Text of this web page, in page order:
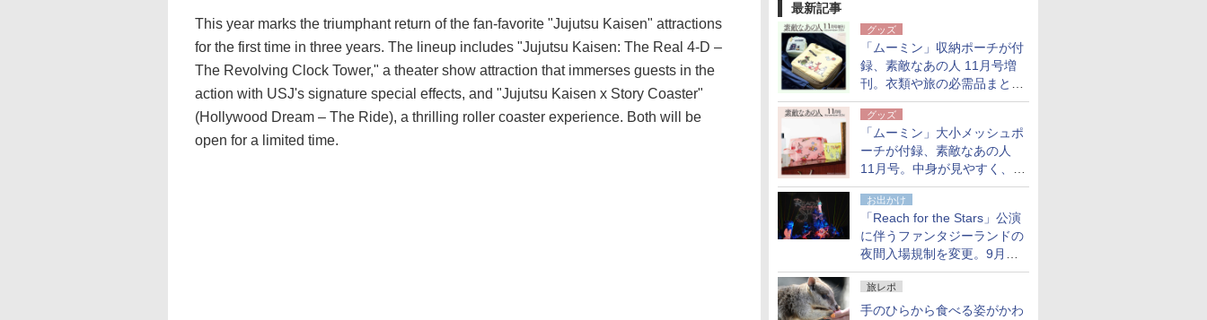
最新記事
グッズ
「ムーミン」収納ポーチが付
録、素敵なあの人 11月号増
刊。衣類や旅の必需品まとま
る大小2個セット
グッズ
「ムーミン」大小メッシュポ
ーチが付録、素敵なあの人
11月号。中身が見やすく、温
泉スパにも使える
お出かけ
「Reach for the Stars」公演
に伴うファンタジーランドの
夜間入場規制を変更。9月か
ら18時50分～20時ごろに
旅レポ
手のひらから食べる姿がかわ
This year marks the triumphant return of the fan-favorite "Jujutsu Kaisen" attractions
for the first time in three years. The lineup includes "Jujutsu Kaisen: The Real 4-D –
The Revolving Clock Tower," a theater show attraction that immerses guests in the
action with USJ's signature special effects, and "Jujutsu Kaisen x Story Coaster"
(Hollywood Dream – The Ride), a thrilling roller coaster experience. Both will be
open for a limited time.